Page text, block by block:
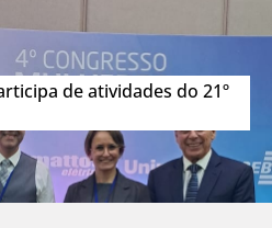
de atividades do 21º